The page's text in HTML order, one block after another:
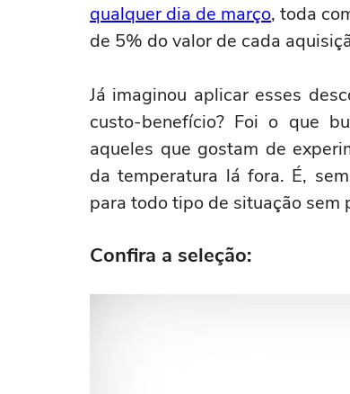
qualquer dia de março, toda
de 5% do valor de cada
Já imaginou aplicar esses
custo-benefício? Foi o que
aqueles que gostam de
da temperatura lá fora. É,
para todo tipo de situação sem
Confira a seleção: